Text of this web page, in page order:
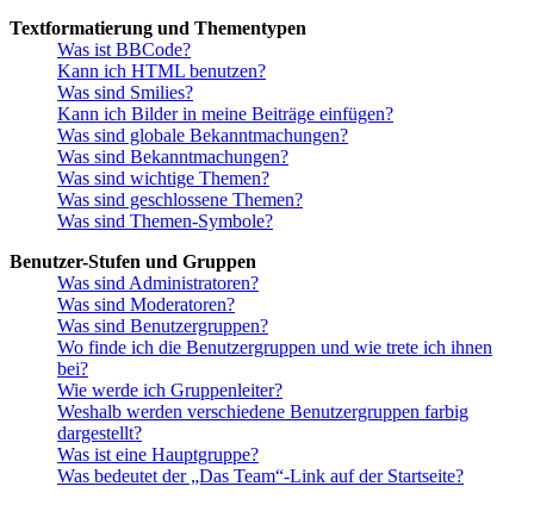
Textformatierung und Thementypen
Was ist BBCode?
Kann ich HTML benutzen?
Was sind Smilies?
Kann ich Bilder in meine Beiträge einfügen?
Was sind globale Bekanntmachungen?
Was sind Bekanntmachungen?
Was sind wichtige Themen?
Was sind geschlossene Themen?
Was sind Themen-Symbole?
Benutzer-Stufen und Gruppen
Was sind Administratoren?
Was sind Moderatoren?
Was sind Benutzergruppen?
Wo finde ich die Benutzergruppen und wie trete ich ihnen
bei?
Wie werde ich Gruppenleiter?
Weshalb werden verschiedene Benutzergruppen farbig
dargestellt?
Was ist eine Hauptgruppe?
Was bedeutet der „Das Team“-Link auf der Startseite?